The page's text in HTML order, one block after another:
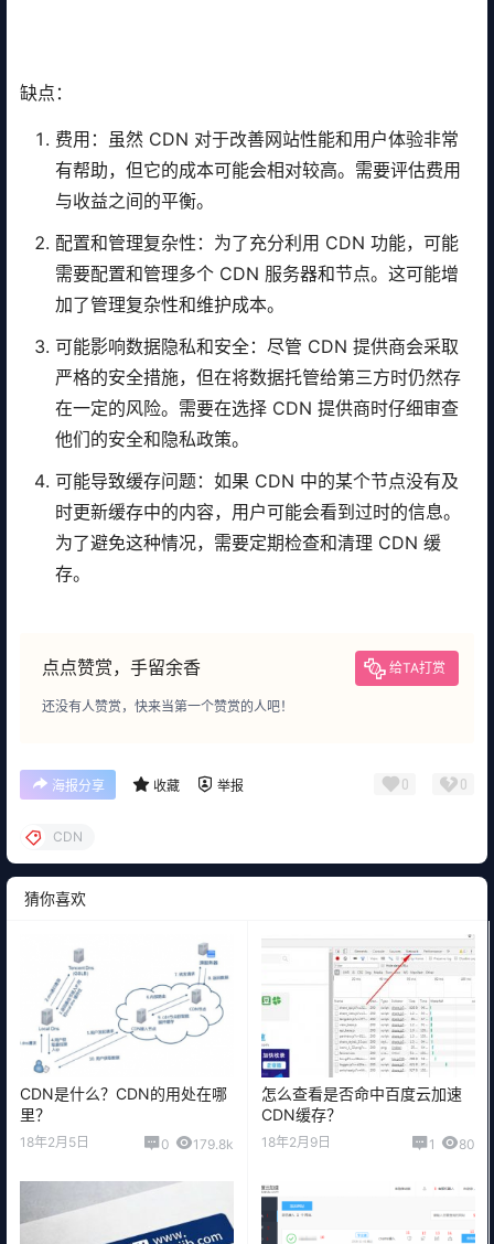
缺点：
费用：虽然 CDN 对于改善网站性能和用户体验非常
有帮助，但它的成本可能会相对较高。需要评估费用
与收益之间的平衡。
配置和管理复杂性：为了充分利用 CDN 功能，可能
需要配置和管理多个 CDN 服务器和节点。这可能增
加了管理复杂性和维护成本。
可能影响数据隐私和安全：尽管 CDN 提供商会采取
严格的安全措施，但在将数据托管给第三方时仍然存
在一定的风险。需要在选择 CDN 提供商时仔细审查
他们的安全和隐私政策。
可能导致缓存问题：如果 CDN 中的某个节点没有及
时更新缓存中的内容，用户可能会看到过时的信息。
为了避免这种情况，需要定期检查和清理 CDN 缓
存。
点点赞赏，手留余香 给TA打赏
还没有人赞赏，快来当第一个赞赏的人吧！
海报分享 收藏 举报 0 0
CDN
猜你喜欢
CDN是什么？CDN的用处在哪
里？
18年2月5日 0 179.8k
怎么查看是否命中百度云加速
CDN缓存？
18年2月9日 1 80